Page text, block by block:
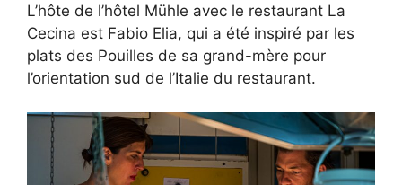
L’hôte de l’hôtel Mühle avec le restaurant La
Cecina est Fabio Elia, qui a été inspiré par les
plats des Pouilles de sa grand-mère pour
l’orientation sud de l’Italie du restaurant.